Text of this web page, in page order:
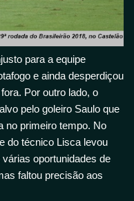
para a equipe
e ainda desperdiçou
Por outro lado, o
pelo goleiro Saulo que
no primeiro tempo. No
do técnico Lisca levou
oportunidades de
faltou precisão aos